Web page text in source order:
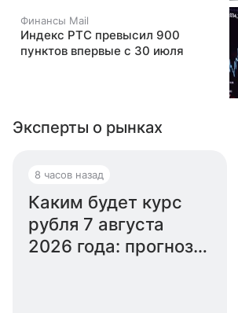
Финансы Mail
Индекс РТС превысил 900
пунктов впервые с 30 июля
Эксперты о рынках
8 часов назад
Каким будет курс
рубля 7 августа
2026 года: прогноз